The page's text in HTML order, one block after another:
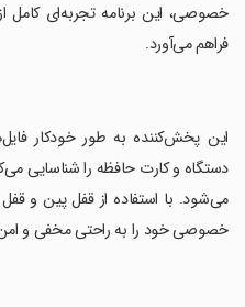
خصوصی، این برنامه تجربه‌ای کامل
فراهم می‌آورد.
‏این پخش‌کننده به طور خودکار
دستگاه و کارت حافظه را شناسایی
می‌شود. با استفاده از قفل پین و قفل
خصوصی خود را به راحتی مخفی و امن